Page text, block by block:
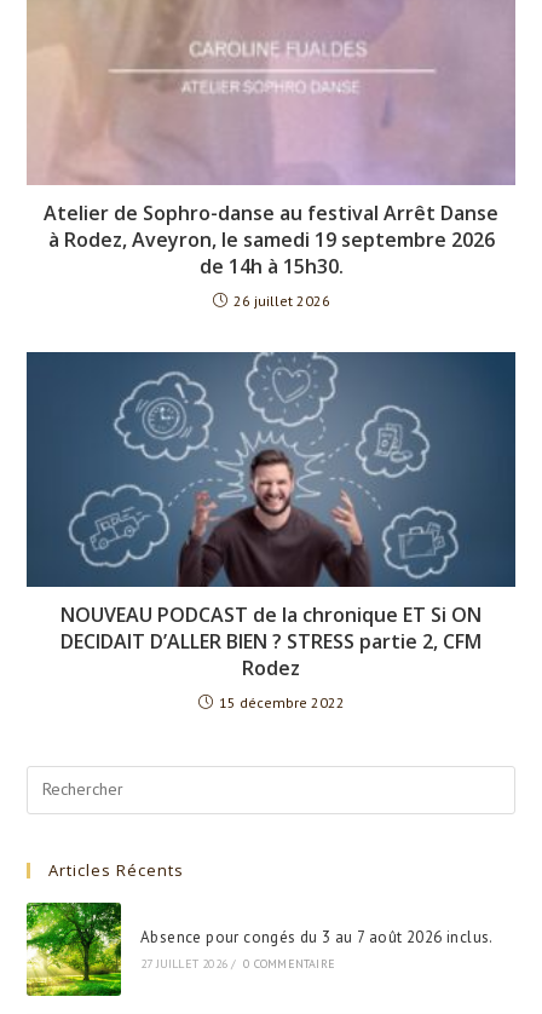
Atelier de Sophro-danse au festival Arrêt Danse
à Rodez, Aveyron, le samedi 19 septembre 2026
de 14h à 15h30.
26 juillet 2026
NOUVEAU PODCAST de la chronique ET Si ON
DECIDAIT D’ALLER BIEN ? STRESS partie 2, CFM
Rodez
15 décembre 2022
Search
for:
Articles Récents
Absence pour congés du 3 au 7 août 2026 inclus.
27 JUILLET 2026 / 0 COMMENTAIRE